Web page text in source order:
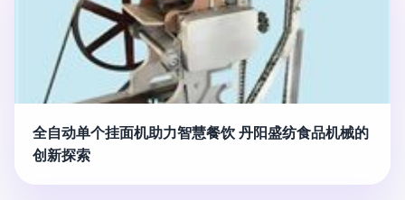
全自动单个挂面机助力智慧餐饮 丹阳盛纺食品机械的
创新探索